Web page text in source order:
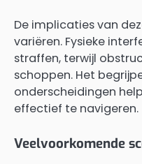
De implicaties van
variëren. Fysieke
straffen, terwijl
schoppen. Het
onderscheidingen
effectief te navigeren.
Veelvoorkomende